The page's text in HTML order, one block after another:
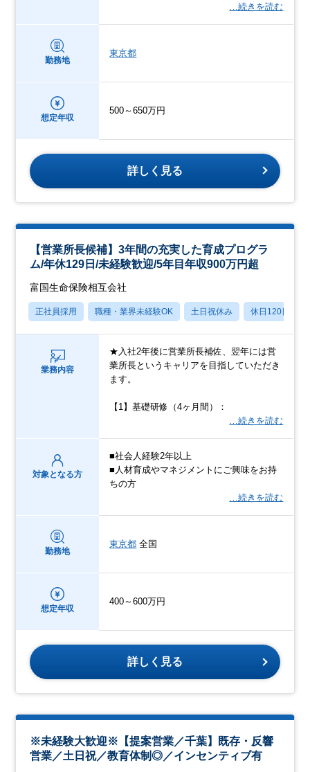
…続きを読む
勤務地
東京都
想定年収
500～650万円
詳しく見る
【営業所長候補】3年間の充実した育成プログラ
ム/年休129日/未経験歓迎/5年目年収900万円超
富国生命保険相互会社
正社員採用 職種・業界未経験OK 土日祝休み 休日120日以上
業務内容
★入社2年後に営業所長補佐、翌年には営
業所長というキャリアを目指していただき
ます。
【1】基礎研修（4ヶ月間）：
…続きを読む
対象となる方
■社会人経験2年以上
■人材育成やマネジメントにご興味をお持
ちの方
…続きを読む
勤務地
東京都 全国
想定年収
400～600万円
詳しく見る
※未経験大歓迎※【提案営業／千葉】既存・反響
営業／土日祝／教育体制◎／インセンティブ有